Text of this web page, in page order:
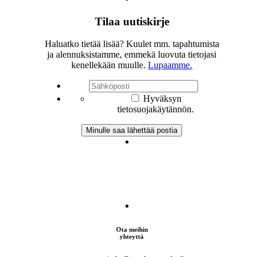
Tilaa uutiskirje
Haluatko tietää lisää? Kuulet mm. tapahtumista
ja alennuksistamme, emmekä luovuta tietojasi
kenellekään muulle.Lupaamme.
Hyväksyn
tietosuojakäytännön.
Ota meihin
yhteyttä